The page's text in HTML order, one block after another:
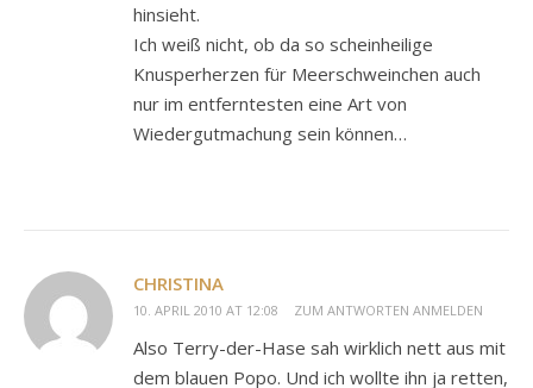
hinsieht.
Ich weiß nicht, ob da so scheinheilige
Knusperherzen für Meerschweinchen auch
nur im entferntesten eine Art von
Wiedergutmachung sein können…
CHRISTINA
10. APRIL 2010 AT 12:08 ZUM ANTWORTEN ANMELDEN
Also Terry-der-Hase sah wirklich nett aus mit
dem blauen Popo. Und ich wollte ihn ja retten,